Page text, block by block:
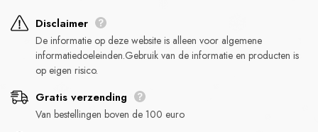
Disclaimer
De informatie op deze website is alleen voor algemene
informatiedoeleinden.Gebruik van de informatie en producten is
op eigen risico.
Gratis verzending
Van bestellingen boven de 100 euro